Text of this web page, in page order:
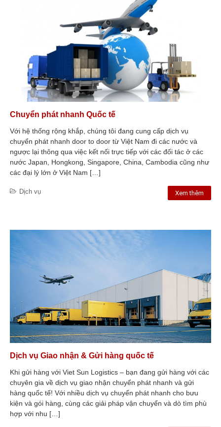
DỊCH VỤ
Chuyển phát nhanh Quốc tế
Dịch vụ thuế và hải quan
Vận tải đường hàng không
Dịch vụ vận tải đường biển
Tin tức
Những thay đổi quan trọng
trong quy định vận chuyển
biệt trong vận chuyển?
Hướng dẫn thủ tục hải quan khi
sử dụng vận chuyển chính
ngạch sang Campuchia
Quy trình vận chuyển hàng hóa
Quy trình vận chuyển hàng hóa
tiểu ngạch Việt Nam –
vận chuyển hàng hóa đường bộ
Việt Nam – Campuchia
So sánh vận chuyển chính
ngạch và tiểu ngạch: Lựa chọn
nào cho bạn?
Vận chuyển chính ngạch là gì?
Lý do doanh nghiệp lớn nên
chọn
Những lợi ích cho doanh nghiệp
Xuất khẩu hàng hóa sang
Campuchia: Lợi thế của doanh
nghiệp miền Nam Việt Nam
Vì sao phải “Sang hàng” tại khu
Chuyển phát nhanh Quốc tế
Với hệ thống rộng khắp, chúng tôi đang cung cấp dịch vụ
chuyển phát nhanh door to door từ Việt Nam đi các nước và
ngược lại thông qua việc kết nối trực tiếp với các đối tác ở các
nước Japan, Hongkong, Singapore, China, Cambodia cũng như
các đại lý lớn ở Việt Nam […]
Dịch vụ Xem thêm
Dịch vụ Giao nhận & Gửi hàng quốc tế
Khi gửi hàng với Viet Sun Logistics – bạn đang gửi hàng với các
chuyên gia về dịch vụ giao nhận chuyển phát nhanh và gửi
hàng quốc tế! Với nhiều dịch vụ chuyển phát nhanh cho bưu
kiện và gói hàng, cùng các giải pháp vận chuyển và dò tìm phù
hợp với nhu […]